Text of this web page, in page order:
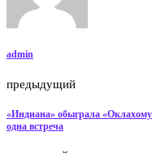
admin
предыдущий
«Индиана» обыграла
одна встреча